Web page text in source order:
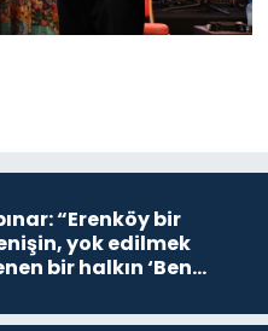
“Erenköy bir
yok edilmek
bir halkın ‘Ben
edeceğim’ dediği